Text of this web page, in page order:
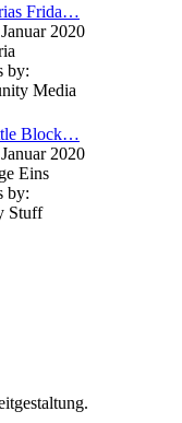
Frida…
2020
by:
Media
Block…
2020
Eins
by:
Stuff